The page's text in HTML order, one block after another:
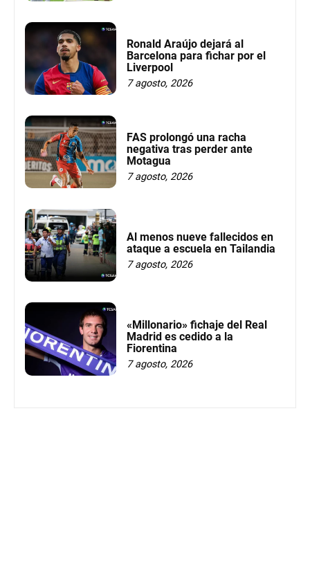
Ronald Araújo dejará al
Barcelona para fichar por el
Liverpool
7 agosto, 2026
FAS prolongó una racha
negativa tras perder ante
Motagua
7 agosto, 2026
Al menos nueve fallecidos en
ataque a escuela en Tailandia
7 agosto, 2026
«Millonario» fichaje del Real
Madrid es cedido a la
Fiorentina
7 agosto, 2026